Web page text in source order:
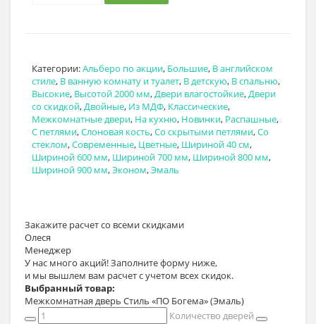
Категории:Альберо по акции, Большие, В английском
стиле, В ванную комнату и туалет, В детскую, В спальню,
Высокие, Высотой 2000 мм,Двери влагостойкие,Двери
со скидкой,Двойные, Из МДФ, Классические,
Межкомнатные двери, На кухню, Новинки, Распашные,
С петлями,Слоновая кость,Со скрытыми петлями,Со
стеклом,Современные, Цветные, Шириной 40 см,
Шириной 600 мм, Шириной 700 мм, Шириной 800 мм,
Шириной 900 мм,Эконом,Эмаль
Закажите расчетсо всеми скидками
Олеся
Менеджер
У нас много акций! Заполните форму ниже,
и мы вышлем вам расчет с учетом всех скидок.
Выбранный товар:
Межкомнатная дверь Стиль «ПО Богема» (Эмаль)
Количество дверей